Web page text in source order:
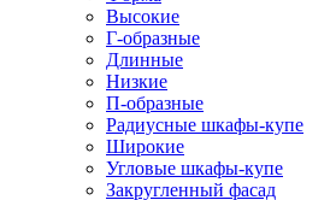
Высокие
Г-образные
Длинные
Низкие
П-образные
Радиусные шкафы-купе
Широкие
Угловые шкафы-купе
Закругленный фасад